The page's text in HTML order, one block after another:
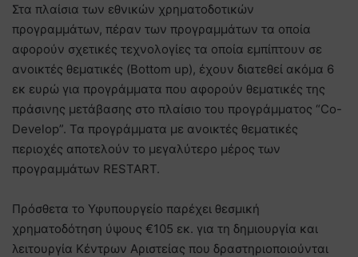
Στα πλαίσια των εθνικών χρηματοδοτικών
προγραμμάτων, πέραν των προγραμμάτων τα οποία
αφορούν σχετικές τεχνολογίες τα οποία εμπίπτουν σε
ανοικτές θεματικές (Bottom up), έχουν διατεθεί ακόμα 6
εκ ευρώ για προγράμματα που αφορούν θεματικές της
πράσινης μετάβασης στο πλαίσιο του προγράμματος “Co-
Develop”. Τα προγράμματα με ανοικτές θεματικές
περιοχές αποτελούν το μεγαλύτερο μέρος των
προγραμμάτων RESTART.
Πρόσθετα το Υφυπουργείο παρέχει θεσμική
χρηματοδότηση ύψους €105 εκ. για τη δημιουργία και
λειτουργία Κέντρων Αριστείας που δραστηριοποιούνται